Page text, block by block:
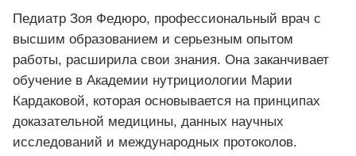
Педиатр Зоя Федюро, профессиональный врач с
высшим образованием и серьезным опытом
работы, расширила свои знания. Она заканчивает
обучение в Академии нутрициологии Марии
Кардаковой, которая основывается на принципах
доказательной медицины, данных научных
исследований и международных протоколов.